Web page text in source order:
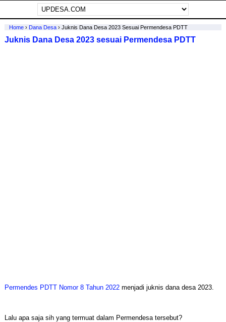
Home› Dana Desa› Juknis Dana Desa 2023 Sesuai Permendesa PDTT
Juknis Dana Desa 2023 sesuai Permendesa PDTT
Permendes PDTT Nomor 8 Tahun 2022menjadi juknis dana desa 2023.
Lalu apa saja sih yang termuat dalam Permendesa tersebut?